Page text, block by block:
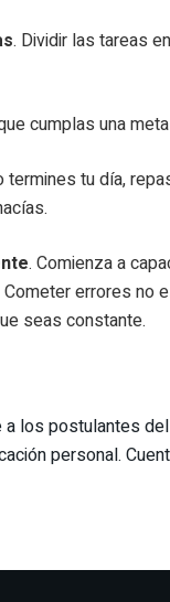
. Dividir las tareas
cumplas una
termines tu día,
. Comienza a
errores
seas constante.
los postulantes
personal.